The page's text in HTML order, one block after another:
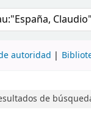
en el
autoridad
de